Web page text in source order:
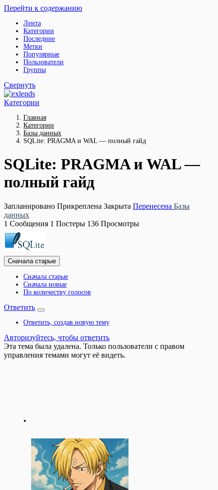
Перейти к содержанию
Лента
Категории
Последние
Метки
Популярные
Пользователи
Группы
Свернуть
Категории
Главная
Категории
Базы данных
SQLite: PRAGMA и WAL — полный гайд
SQLite: PRAGMA и WAL —
полный гайд
Запланировано Прикреплена Закрыта Перенесена Базы
данных
1 Сообщения 1 Постеры 136 Просмотры
Сначала старые
Сначала старые
Сначала новые
По количеству голосов
Ответить
Ответить, создав новую тему
Авторизуйтесь, чтобы ответить
Эта тема была удалена. Только пользователи с правом
управления темами могут её видеть.